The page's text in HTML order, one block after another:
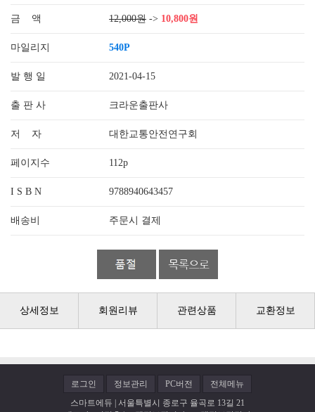
금 액 12,000원 -> 10,800원
마일리지 540P
발 행 일 2021-04-15
출 판 사 크라운출판사
저 자 대한교통안전연구회
페이지수 112p
I S B N 9788940643457
배송비 주문시 결제
상세정보 회원리뷰 관련상품 교환정보
로그인 정보관리 PC버전
전체메뉴
스마트에듀 | 서울특별시 종로구 율곡로 13길 21